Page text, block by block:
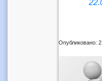
Опубликовано: